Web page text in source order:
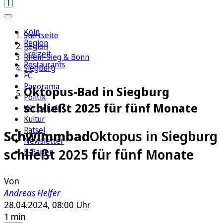
Köln
Region
Freizeit
Restaurants
FC
Panorama
Politik
Wirtschaft
Kultur
Rätsel
Newsletter
E-Paper
Startseite
Region
Rhein-Sieg & Bonn
Siegburg
Oktopus-Bad in Siegburg
schließt 2025 für fünf Monate
SchwimmbadOktopus in Siegburg
schließt 2025 für fünf Monate
Von
Andreas Helfer
28.04.2024, 08:00 Uhr
1 min